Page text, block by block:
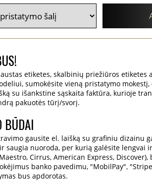
etiketes, skalbinių priežiūros etiketes
sumokėsite vieną pristatymo
su išankstine sąskaita faktūra, kurioje
pakuotės tūrį/svorį.
BŪDAI
gausite el. laišką su grafiniu dizainu
saugia nuoroda, per kurią galėsite lengvai
Cirrus, American Express,
banko pavedimu, "MobilPay",
bus apdorotas.